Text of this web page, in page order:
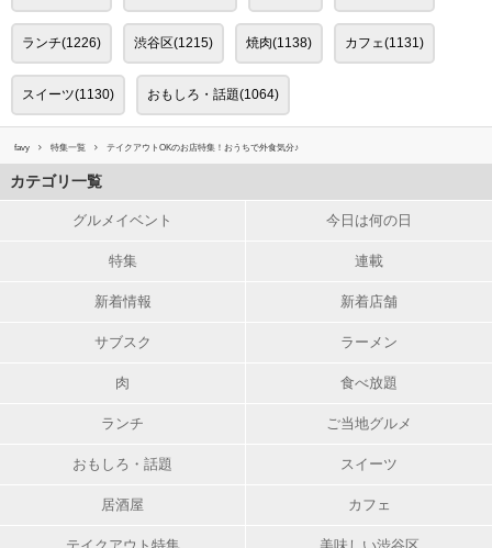
ランチ(1226) 渋谷区(1215) 焼肉(1138) カフェ(1131)
スイーツ(1130) おもしろ・話題(1064)
favy 特集一覧 テイクアウトOKのお店特集！おうちで外食気分♪
カテゴリ一覧
グルメイベント 今日は何の日
特集 連載
新着情報 新着店舗
サブスク ラーメン
肉 食べ放題
ランチ ご当地グルメ
おもしろ・話題 スイーツ
居酒屋 カフェ